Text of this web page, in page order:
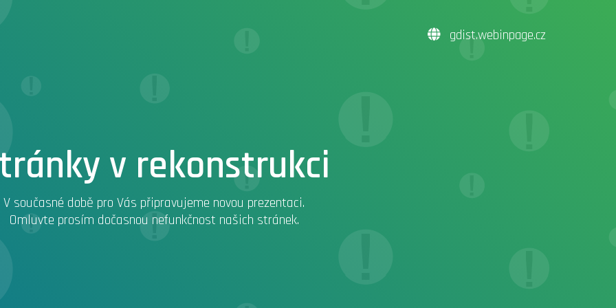
gdist.webinpage.cz
v rekonstrukci
V současné době pro Vás připravujeme novou prezentaci.
Omluvte prosím dočasnou nefunkčnost našich stránek.